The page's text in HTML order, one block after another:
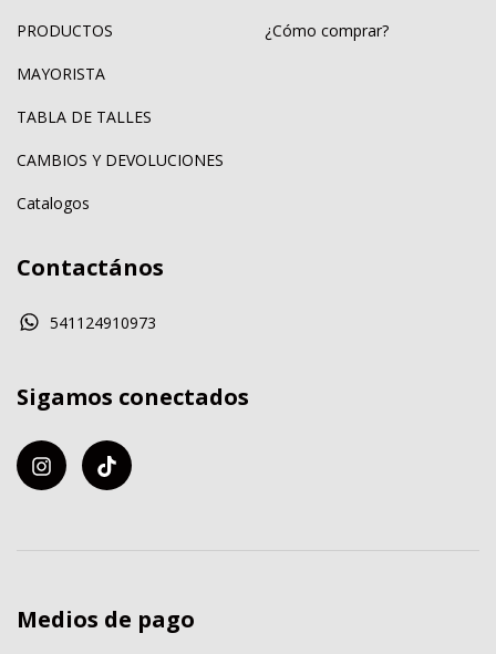
PRODUCTOS
MAYORISTA
TABLA DE TALLES
CAMBIOS Y DEVOLUCIONES
Catalogos
¿Cómo comprar?
Contactános
541124910973
Sigamos conectados
Medios de pago